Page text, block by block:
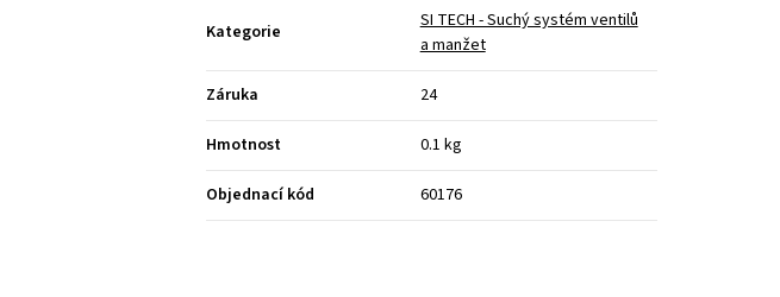
Kategorie
SI TECH - Suchý systém ventilů
a manžet
Záruka 24
Hmotnost 0.1 kg
Objednací kód 60176